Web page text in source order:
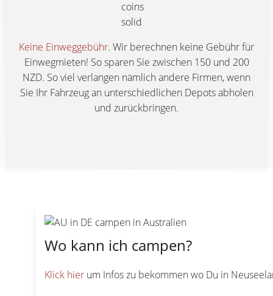
Keine Einweggebühr. Wir berechnen keine Gebühr für
Einwegmieten! So sparen Sie zwischen 150 und 200
NZD. So viel verlangen nämlich andere Firmen, wenn
Sie Ihr Fahrzeug an unterschiedlichen Depots abholen
und zurückbringen.
Wo kann ich campen?
Klick hier um Infos zu bekommen wo Du in